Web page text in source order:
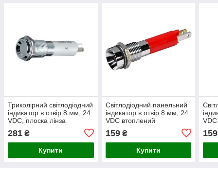
Триколірний світлодіодний
індикатор в отвір 8 мм, 24
VDC, плоска лінза
281 ₴
Купити
Світлодіодний панельний
індикатор в отвір 8 мм, 24
VDC втоплений
159₴
Купити
159